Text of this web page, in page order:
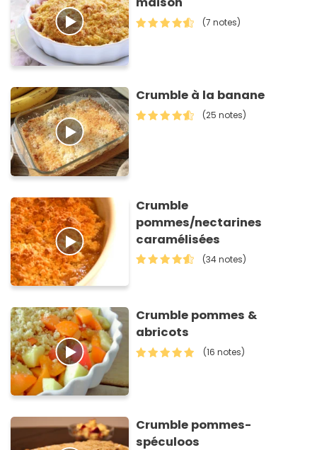
(7 notes)
Crumble à la banane
(25 notes)
Crumble
pommes/nectarines
caramélisées
(34 notes)
Crumble pommes &
abricots
(16 notes)
Crumble pommes-
spéculoos